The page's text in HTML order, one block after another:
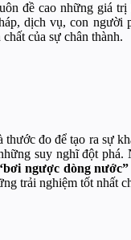
đề cao những giá trị
dịch vụ, con người
của sự chân thành.
thước đo để tạo ra sự
suy nghĩ đột phá.
ngược dòng nước”
trải nghiệm tốt nhất